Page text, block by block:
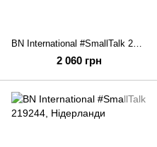
2 060 грн